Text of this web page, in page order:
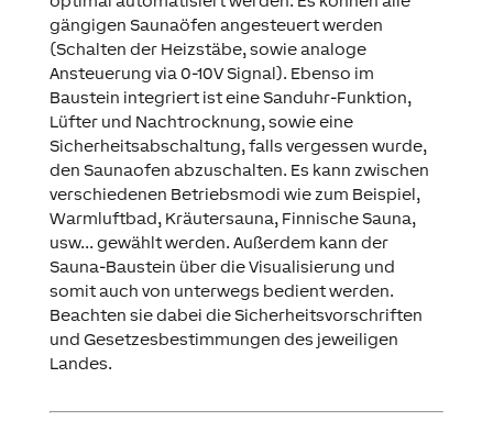
gängigen Saunaöfen angesteuert werden
(Schalten der Heizstäbe, sowie analoge
Ansteuerung via 0-10V Signal). Ebenso im
Baustein integriert ist eine Sanduhr-Funktion,
Lüfter und Nachtrocknung, sowie eine
Sicherheitsabschaltung, falls vergessen wurde,
den Saunaofen abzuschalten. Es kann zwischen
verschiedenen Betriebsmodi wie zum Beispiel,
Warmluftbad, Kräutersauna, Finnische Sauna,
usw... gewählt werden. Außerdem kann der
Sauna-Baustein über die Visualisierung und
somit auch von unterwegs bedient werden.
Beachten sie dabei die Sicherheitsvorschriften
und Gesetzesbestimmungen des jeweiligen
Landes.